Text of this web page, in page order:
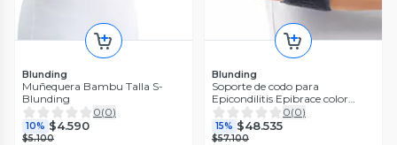
Blunding
Muñequera Bambu Talla S-
Blunding
0(0)
10% $4.590
$5.100
Blunding
Soporte de codo para
Epicondilitis Epibrace color
Magenta
0(0)
15% $48.535
$57.100